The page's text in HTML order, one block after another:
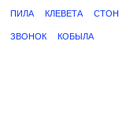
ПИЛА КЛЕВЕТА СТОН
ЗВОНОК КОБЫЛА